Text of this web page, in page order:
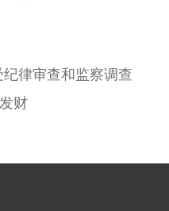
律审查和监察调查
财